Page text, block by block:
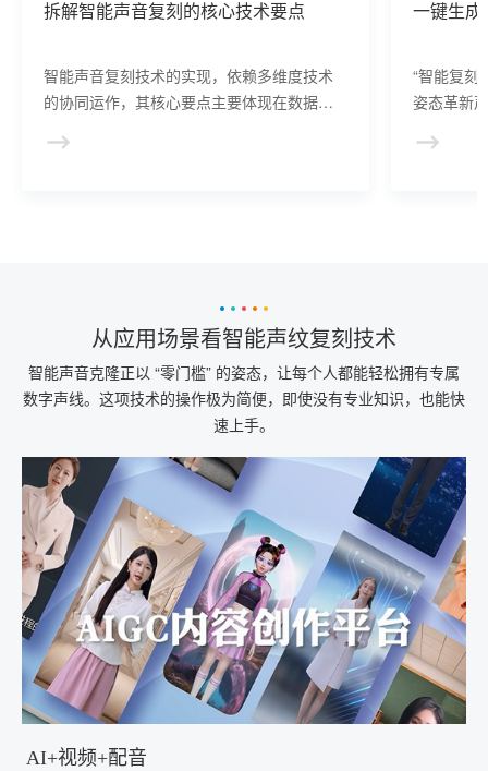
拆解智能声音复刻的核心技术要点
智能声音复刻技术的实现，依赖多维度技术
的协同运作，其核心要点主要体现在数据采
一键生成
“智能复刻
姿态革新
琐且成本
从应用场景看智能声纹复刻技术
智能声音克隆正以 “零门槛” 的姿态，让每个人都能轻松拥有专属
数字声线。这项技术的操作极为简便，即使没有专业知识，也能快
速上手。
AI+视频+配音